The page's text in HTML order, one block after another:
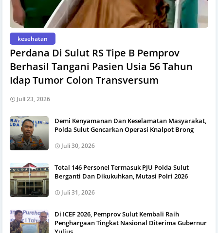
kesehatan
Perdana Di Sulut RS Tipe B Pemprov
Berhasil Tangani Pasien Usia 56 Tahun
Idap Tumor Colon Transversum
Juli 23, 2026
Demi Kenyamanan Dan Keselamatan Masyarakat,
Polda Sulut Gencarkan Operasi Knalpot Brong
Juli 30, 2026
Total 146 Personel Termasuk PJU Polda Sulut
Berganti Dan Dikukuhkan, Mutasi Polri 2026
Juli 31, 2026
Di ICEF 2026, Pemprov Sulut Kembali Raih
Penghargaan Tingkat Nasional Diterima Gubernur